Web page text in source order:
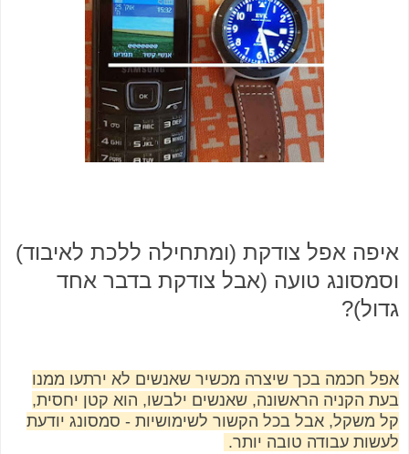
איפה אפל צודקת (ומתחילה ללכת לאיבוד)
וסמסונג טועה (אבל צודקת בדבר אחד
גדול)?
אפל חכמה בכך שיצרה מכשיר שאנשים לא ירתעו ממנו
בעת הקניה הראשונה, שאנשים ילבשו, הוא קטן יחסית,
קל משקל, אבל בכל הקשור לשימושיות - סמסונג יודעת
לעשות עבודה טובה יותר.